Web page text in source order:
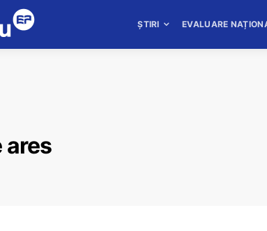
ȘTIRI EVALUARE
ares